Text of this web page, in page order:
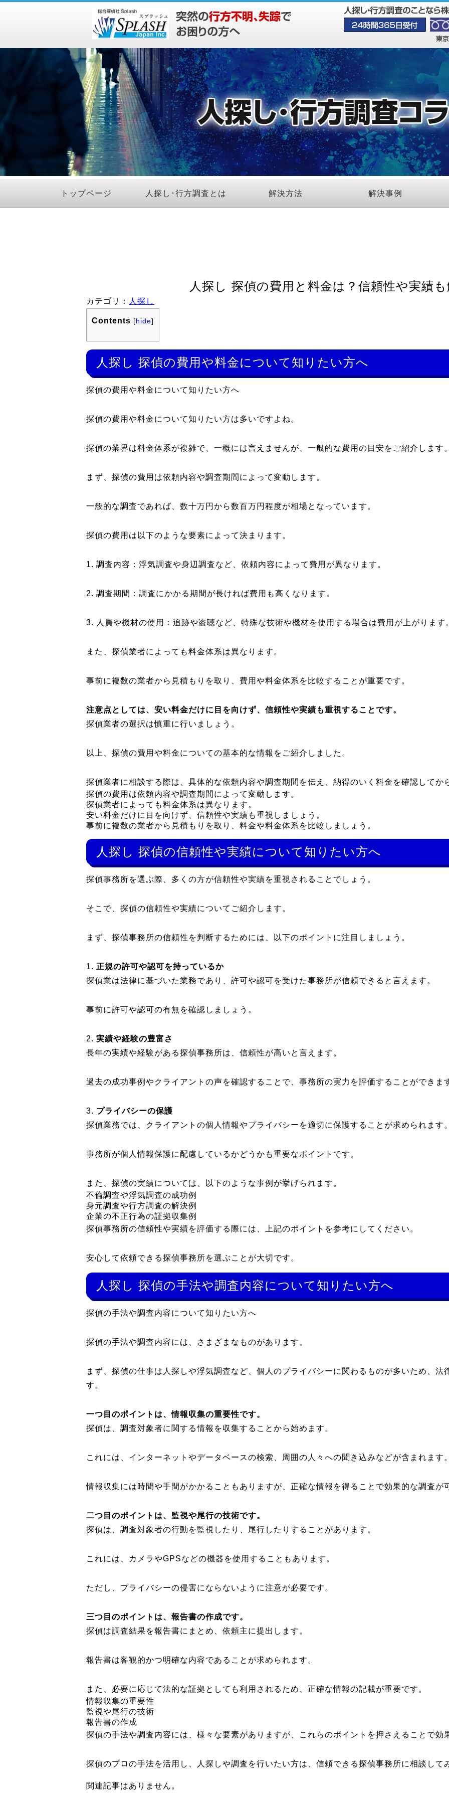
トップページ 人探し･行方調査とは 解決方法 解決事例
人探し 探偵の費用と料金は？信頼性や実績
カテゴリ： 人探し
Contents [hide]
人探し 探偵の費用や料金について知りたい方へ
探偵の費用や料金について知りたい方へ
探偵の費用や料金について知りたい方は多いですよね。
探偵の業界は料金体系が複雑で、一概には言えませんが、一般的な費用の目安をご紹介します
まず、探偵の費用は依頼内容や調査期間によって変動します。
一般的な調査であれば、数十万円から数百万円程度が相場となっています。
探偵の費用は以下のような要素によって決まります。
1. 調査内容：浮気調査や身辺調査など、依頼内容によって費用が異なります。
2. 調査期間：調査にかかる期間が長ければ費用も高くなります。
3. 人員や機材の使用：追跡や盗聴など、特殊な技術や機材を使用する場合は費用が上がります
また、探偵業者によっても料金体系は異なります。
事前に複数の業者から見積もりを取り、費用や料金体系を比較することが重要です。
注意点としては、安い料金だけに目を向けず、信頼性や実績も重視することです。
探偵業者の選択は慎重に行いましょう。
以上、探偵の費用や料金についての基本的な情報をご紹介しました。
探偵業者に相談する際は、具体的な依頼内容や調査期間を伝え、納得のいく料金を確認してか
探偵の費用は依頼内容や調査期間によって変動します。
探偵業者によっても料金体系は異なります。
安い料金だけに目を向けず、信頼性や実績も重視しましょう。
事前に複数の業者から見積もりを取り、料金や料金体系を比較しましょう。
人探し 探偵の信頼性や実績について知りたい方へ
探偵事務所を選ぶ際、多くの方が信頼性や実績を重視されることでしょう。
そこで、探偵の信頼性や実績についてご紹介します。
まず、探偵事務所の信頼性を判断するためには、以下のポイントに注目しましょう。
1. 正規の許可や認可を持っているか
探偵業は法律に基づいた業務であり、許可や認可を受けた事務所が信頼できると言えます。
事前に許可や認可の有無を確認しましょう。
2. 実績や経験の豊富さ
長年の実績や経験がある探偵事務所は、信頼性が高いと言えます。
過去の成功事例やクライアントの声を確認することで、事務所の実力を評価することができま
3. プライバシーの保護
探偵業務では、クライアントの個人情報やプライバシーを適切に保護することが求められます
事務所が個人情報保護に配慮しているかどうかも重要なポイントです。
また、探偵の実績については、以下のような事例が挙げられます。
不倫調査や浮気調査の成功例
身元調査や行方調査の解決例
企業の不正行為の証拠収集例
探偵事務所の信頼性や実績を評価する際には、上記のポイントを参考にしてください。
安心して依頼できる探偵事務所を選ぶことが大切です。
人探し 探偵の手法や調査内容について知りたい方へ
探偵の手法や調査内容について知りたい方へ
探偵の手法や調査内容には、さまざまなものがあります。
まず、探偵の仕事は人探しや浮気調査など、個人のプライバシーに関わるものが多いため、法
す。
一つ目のポイントは、情報収集の重要性です。
探偵は、調査対象者に関する情報を収集することから始めます。
これには、インターネットやデータベースの検索、周囲の人々への聞き込みなどが含まれます
情報収集には時間や手間がかかることもありますが、正確な情報を得ることで効果的な調査が
二つ目のポイントは、監視や尾行の技術です。
探偵は、調査対象者の行動を監視したり、尾行したりすることがあります。
これには、カメラやGPSなどの機器を使用することもあります。
ただし、プライバシーの侵害にならないように注意が必要です。
三つ目のポイントは、報告書の作成です。
探偵は調査結果を報告書にまとめ、依頼主に提出します。
報告書は客観的かつ明確な内容であることが求められます。
また、必要に応じて法的な証拠としても利用されるため、正確な情報の記載が重要です。
情報収集の重要性
監視や尾行の技術
報告書の作成
探偵の手法や調査内容には、様々な要素がありますが、これらのポイントを押さえることで効
探偵のプロの手法を活用し、人探しや調査を行いたい方は、信頼できる探偵事務所に相談して
関連記事はありません。